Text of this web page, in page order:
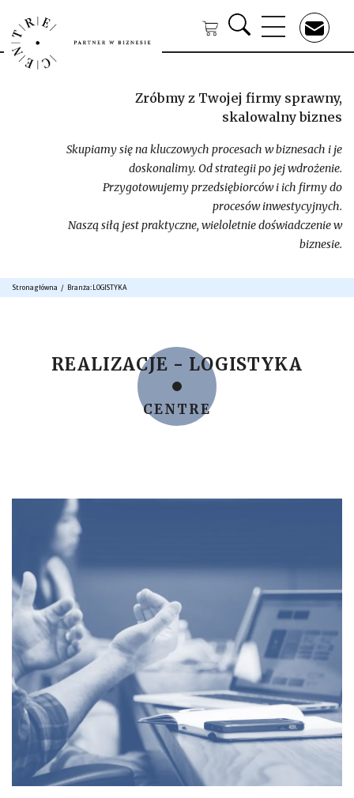
Zróbmy z Twojej firmy sprawny,
skalowalny biznes
Skupiamy się na kluczowych procesach w biznesach i je
doskonalimy. Od strategii po jej wdrożenie.
Przygotowujemy przedsiębiorców i ich firmy do
procesów inwestycyjnych.
Naszą siłą jest praktyczne, wieloletnie doświadczenie w
biznesie.
Strona główna Branża: LOGISTYKA
REALIZACJE - LOGISTYKA
CENTRE